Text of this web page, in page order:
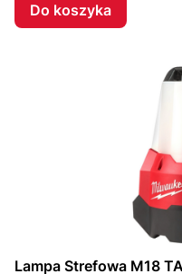
Do koszyka
Lampa Strefowa M18